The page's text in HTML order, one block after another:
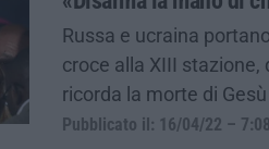
Russa e ucraina
croce alla XIII stazione,
ricorda la morte di
Pubblicato il: 16/04/22 – 7:08